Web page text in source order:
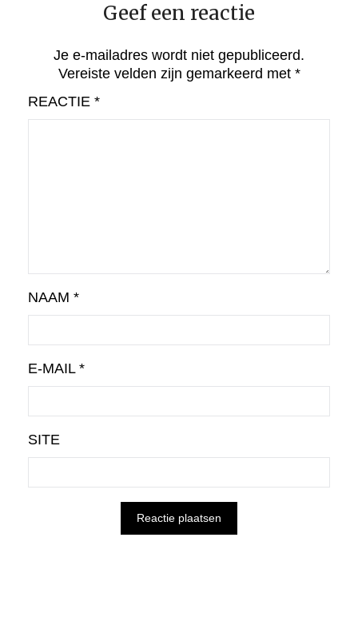
Geef een reactie
Je e-mailadres wordt niet gepubliceerd.
Vereiste velden zijn gemarkeerd met *
REACTIE *
NAAM *
E-MAIL *
SITE